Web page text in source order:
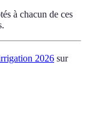
à chacun de ces
2026 sur